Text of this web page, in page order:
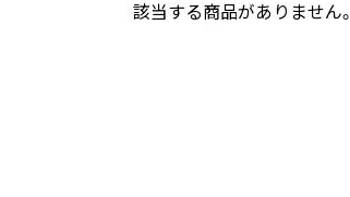
該当する商品がありません。